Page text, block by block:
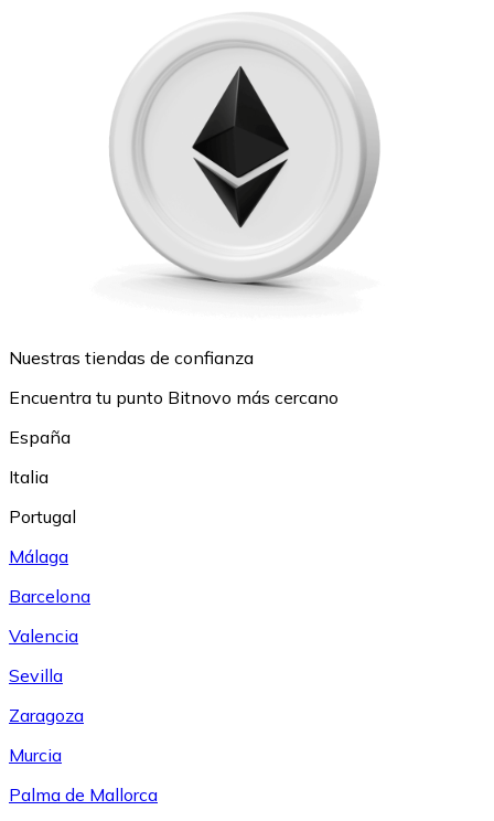
Nuestras tiendas de confianza
Encuentra tu punto Bitnovo más cercano
España
Italia
Portugal
Málaga
Barcelona
Valencia
Sevilla
Zaragoza
Murcia
Palma de Mallorca